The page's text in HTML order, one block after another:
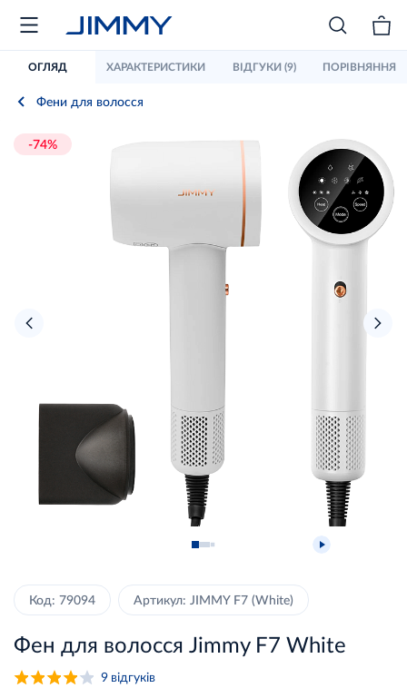
ОГЛЯД ХАРАКТЕРИСТИКИ ВІДГУКИ (9) ПОРІВНЯННЯ
Фени для волосся
‹ ›
-74%
Код: 79094 Артикул: JIMMY F7 (White)
Фен для волосся Jimmy F7 White
9 відгуків